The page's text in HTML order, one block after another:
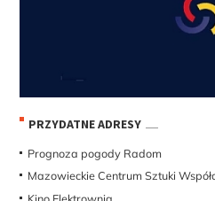
PRZYDATNE ADRESY
Prognoza pogody Radom
Mazowieckie Centrum Sztuki
Kino Elektrownia